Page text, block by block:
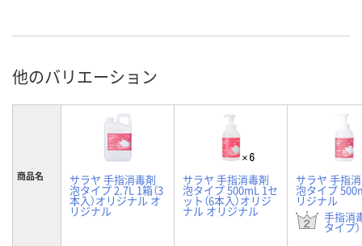
他のバリエーション
商品名 サラヤ 手指消毒剤
泡タイプ 2.7L 1箱（3
本入）オリジナル オ
リジナル
サラヤ 手指消毒剤
泡タイプ 500mL 1セ
ット（6本入）オリジ
ナル オリジナル
サラヤ 手指
泡タイプ
リジナル
手指消
タイプ